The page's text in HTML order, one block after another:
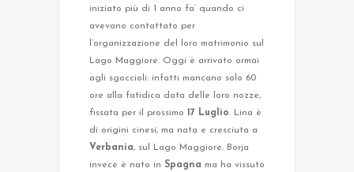
iniziato più di 1 anno fa’ quando ci
avevano contattato per
l’organizzazione del loro matrimonio sul
Lago Maggiore. Oggi è arrivato ormai
agli sgoccioli: infatti mancano solo 60
ore alla fatidica data delle loro nozze,
fissata per il prossimo 17 Luglio. Lina è
di origini cinesi, ma nata e cresciuta a
Verbania, sul Lago Maggiore. Borja
invece è nato in Spagna ma ha vissuto